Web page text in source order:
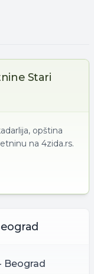
Stari
opština
na 4zida.rs.
Beograd